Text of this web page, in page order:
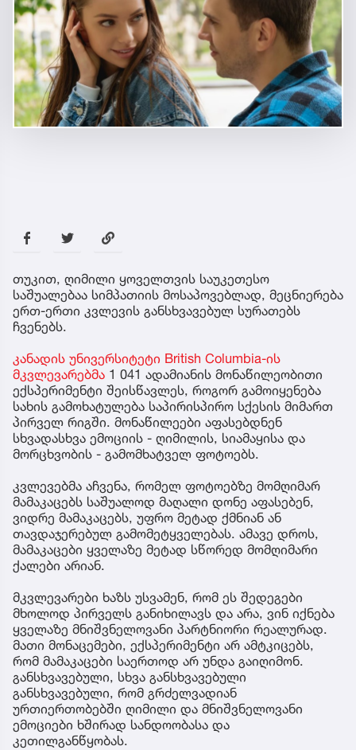
თუკით, ღიმილი ყოველთვის საუკეთესო
საშუალებაა სიმპათიის მოსაპოვებლად, მეცნიერება
ერთ-ერთი კვლევის განსხვავებულ სურათებს
ჩვენებს.
კანადის უნივერსიტეტი British Columbia-ის
მკვლევარებმა 1 041 ადამიანის მონაწილეობითი
ექსპერიმენტი შეისწავლეს, როგორ გამოიყენება
სახის გამოხატულება საპირისპირო სქესის მიმართ
პირველ რიგში. მონაწილეები აფასებდნენ
სხვადასხვა ემოციის - ღიმილის, სიამაყისა და
მორცხვობის - გამომხატველ ფოტოებს.
კვლევებმა აჩვენა, რომელ ფოტოებზე მომღიმარ
მამაკაცებს საშუალოდ მაღალი დონე აფასებენ,
ვიდრე მამაკაცებს, უფრო მეტად ქმნიან ან
თავდაჯერებულ გამომეტყველებას. ამავე დროს,
მამაკაცები ყველაზე მეტად სწორედ მომღიმარი
ქალები არიან.
მკვლევარები ხაზს უსვამენ, რომ ეს შედეგები
მხოლოდ პირველს განიხილავს და არა, ვინ იქნება
ყველაზე მნიშვნელოვანი პარტნიორი რეალურად.
მათი მონაცემები, ექსპერიმენტი არ ამტკიცებს,
რომ მამაკაცები საერთოდ არ უნდა გაიღიმონ.
განსხვავებული, სხვა განსხვავებული
განსხვავებული, რომ გრძელვადიან
ურთიერთობებში ღიმილი და მნიშვნელოვანი
ემოციები ხშირად სანდოობასა და
კეთილგანწყობას.